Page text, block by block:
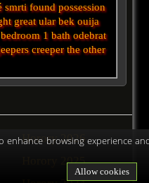
smrti found possession
greatular bek ouija
1 bath odebrat
creeper the other
Horory 2026
Horory 2025
enhance browsing experience
Allow cookies